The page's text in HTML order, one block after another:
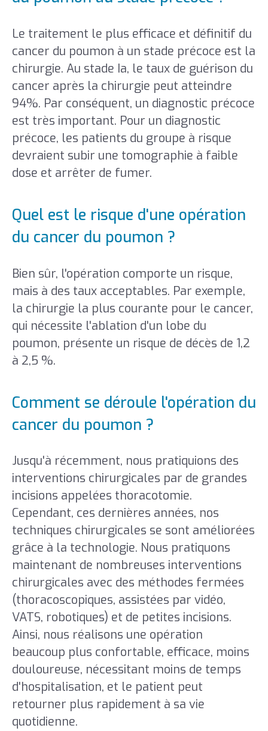
Le traitement le plus efficace et définitif du
cancer du poumon à un stade précoce est la
chirurgie. Au stade Ia, le taux de guérison du
cancer après la chirurgie peut atteindre
94%. Par conséquent, un diagnostic précoce
est très important. Pour un diagnostic
précoce, les patients du groupe à risque
devraient subir une tomographie à faible
dose et arrêter de fumer.
Quel est le risque d'une opération
du cancer du poumon ?
Bien sûr, l'opération comporte un risque,
mais à des taux acceptables. Par exemple,
la chirurgie la plus courante pour le cancer,
qui nécessite l'ablation d'un lobe du
poumon, présente un risque de décès de 1,2
à 2,5 %.
Comment se déroule l'opération du
cancer du poumon ?
Jusqu'à récemment, nous pratiquions des
interventions chirurgicales par de grandes
incisions appelées thoracotomie.
Cependant, ces dernières années, nos
techniques chirurgicales se sont améliorées
grâce à la technologie. Nous pratiquons
maintenant de nombreuses interventions
chirurgicales avec des méthodes fermées
(thoracoscopiques, assistées par vidéo,
VATS, robotiques) et de petites incisions.
Ainsi, nous réalisons une opération
beaucoup plus confortable, efficace, moins
douloureuse, nécessitant moins de temps
d'hospitalisation, et le patient peut
retourner plus rapidement à sa vie
quotidienne.